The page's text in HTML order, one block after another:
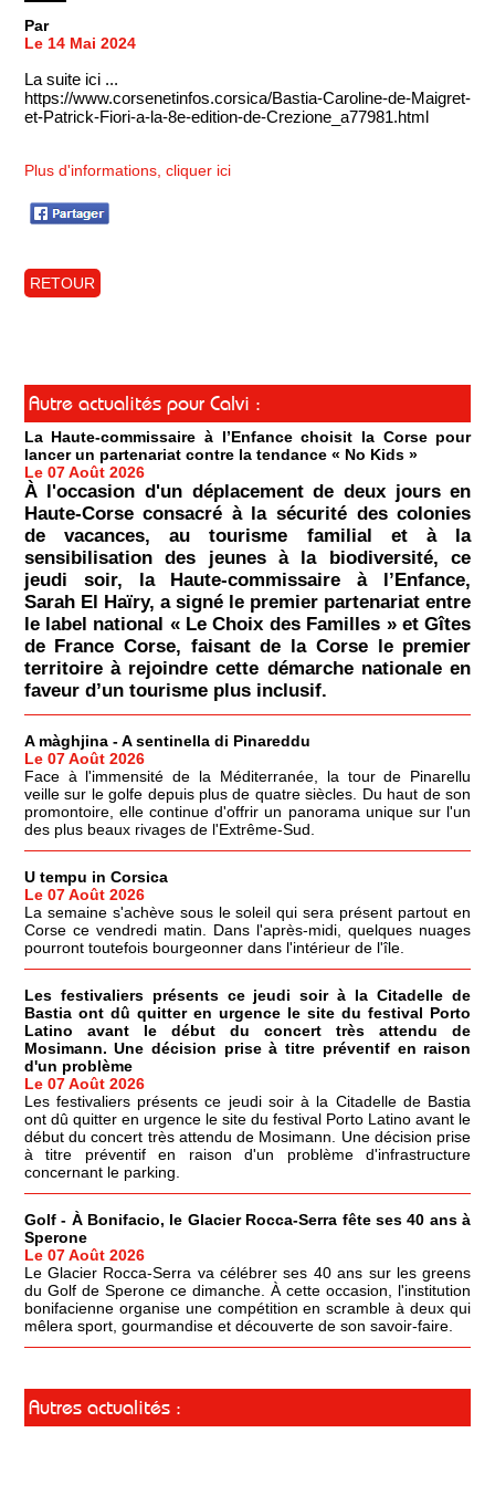
Par
Le 14 Mai 2024
La suite ici ...
https://www.corsenetinfos.corsica/Bastia-Caroline-de-Maigret-
et-Patrick-Fiori-a-la-8e-edition-de-Crezione_a77981.html
Plus d'informations, cliquer ici
RETOUR
Autre actualités pour Calvi :
La Haute-commissaire à l’Enfance choisit la Corse pour
lancer un partenariat contre la tendance « No Kids »
Le 07 Août 2026
À l'occasion d'un déplacement de deux jours en
Haute-Corse consacré à la sécurité des colonies
de vacances, au tourisme familial et à la
sensibilisation des jeunes à la biodiversité, ce
jeudi soir, la Haute-commissaire à l’Enfance,
Sarah El Haïry, a signé le premier partenariat entre
le label national « Le Choix des Familles » et Gîtes
de France Corse, faisant de la Corse le premier
territoire à rejoindre cette démarche nationale en
faveur d’un tourisme plus inclusif.
A màghjina - A sentinella di Pinareddu
Le 07 Août 2026
Face à l'immensité de la Méditerranée, la tour de Pinarellu
veille sur le golfe depuis plus de quatre siècles. Du haut de son
promontoire, elle continue d'offrir un panorama unique sur l'un
des plus beaux rivages de l'Extrême-Sud.
U tempu in Corsica
Le 07 Août 2026
La semaine s'achève sous le soleil qui sera présent partout en
Corse ce vendredi matin. Dans l'après-midi, quelques nuages
pourront toutefois bourgeonner dans l'intérieur de l'île.
Les festivaliers présents ce jeudi soir à la Citadelle de
Bastia ont dû quitter en urgence le site du festival Porto
Latino avant le début du concert très attendu de
Mosimann. Une décision prise à titre préventif en raison
d'un problème
Le 07 Août 2026
Les festivaliers présents ce jeudi soir à la Citadelle de Bastia
ont dû quitter en urgence le site du festival Porto Latino avant le
début du concert très attendu de Mosimann. Une décision prise
à titre préventif en raison d'un problème d'infrastructure
concernant le parking.
Golf - À Bonifacio, le Glacier Rocca-Serra fête ses 40 ans à
Sperone
Le 07 Août 2026
Le Glacier Rocca-Serra va célébrer ses 40 ans sur les greens
du Golf de Sperone ce dimanche. À cette occasion, l'institution
bonifacienne organise une compétition en scramble à deux qui
mêlera sport, gourmandise et découverte de son savoir-faire.
Autres actualités :